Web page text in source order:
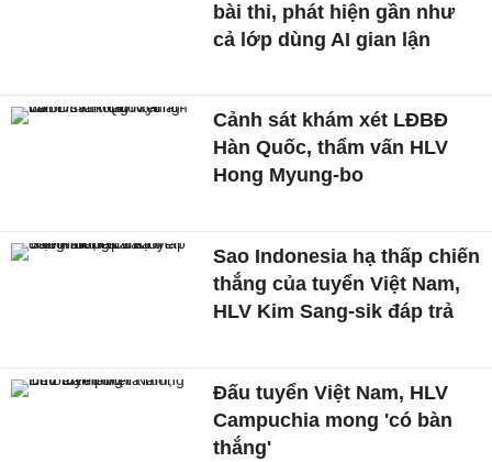
bài thi, phát hiện gần như
cả lớp dùng AI gian lận
Cảnh sát khám xét LĐBĐ
Hàn Quốc, thẩm vấn HLV
Hong Myung-bo
Sao Indonesia hạ thấp chiến
thắng của tuyển Việt Nam,
HLV Kim Sang-sik đáp trả
Đấu tuyển Việt Nam, HLV
Campuchia mong 'có bàn
thắng'